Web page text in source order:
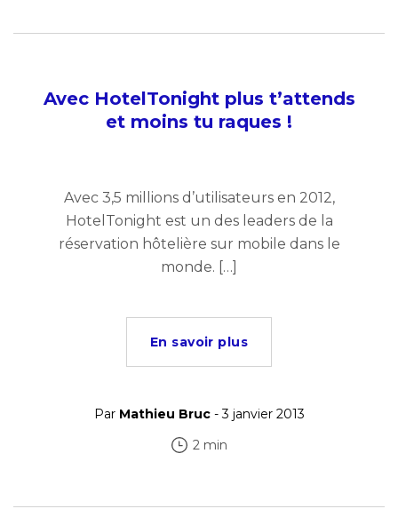
Avec HotelTonight plus t’attends
et moins tu raques !
Avec 3,5 millions d’utilisateurs en 2012,
HotelTonight est un des leaders de la
réservation hôtelière sur mobile dans le
monde. […]
En savoir plus
Par Mathieu Bruc- 3 janvier 2013
2 min